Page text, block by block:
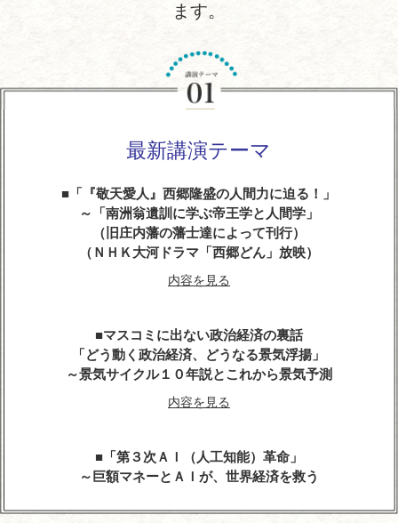
ます。
最新講演テーマ
「『敬天愛人』西郷隆盛の人間力に迫る！」
～「南洲翁遺訓に学ぶ帝王学と人間学」
（旧庄内藩の藩士達によって刊行）
（ＮＨＫ大河ドラマ「西郷どん」放映）
内容を見る
マスコミに出ない政治経済の裏話
「どう動く政治経済、どうなる景気浮揚」
～景気サイクル１０年説とこれから景気予測
内容を見る
「第３次ＡＩ（人工知能）革命」
～巨額マネーとＡＩが、世界経済を救う